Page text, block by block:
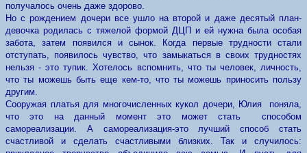
получалось очень даже здорово.
Но с рождением дочери все ушло на второй и даже десятый план-
девочка родилась с тяжелой формой ДЦП и ей нужна была особая
забота, затем появился и сынок. Когда первые трудности стали
отступать, появилось чувство, что замыкаться в своих трудностях
нельзя - это тупик. Хотелось вспомнить, что ты человек, личность,
что ты можешь быть еще кем-то, что ты можешь приносить пользу
другим.
Сооружая платья для многочисленных кукол дочери, Юлия поняла,
что это на данный момент это может стать способом
самореализации. А самореализация-это лучший способ стать
счастливой и сделать счастливыми близких. Так и случилось: